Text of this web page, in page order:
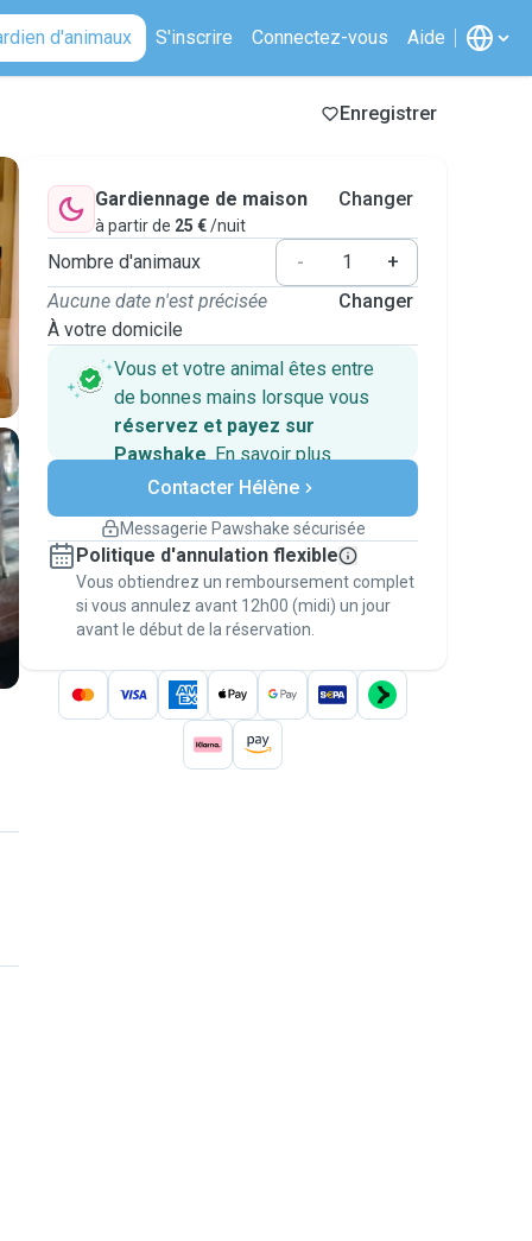
d'animaux S'inscrire Connectez-vous Aide
Enregistrer
Gardiennage de maison
à partir de 25 €/nuit
Changer
Nombre d'animaux -
+
Aucune date n'est précisée
À votre domicile
Changer
Vous et votre animal êtes entre
de bonnes mains lorsque vous
réservez et payez sur
Pawshake. En savoir plus
Paiements sécurisés
Assistance en cas de
Réservations couvertes par
nos garanties
Gardez tout sur Pawshake (du premier
message au paiement) pour bénéficier de la
Garantie Pawshake.
Contacter Hélène
Messagerie Pawshake sécurisée
Politique d'annulation flexible
Vous obtiendrez un remboursement complet
si vous annulez avant 12h00 (midi) un jour
avant le début de la réservation.